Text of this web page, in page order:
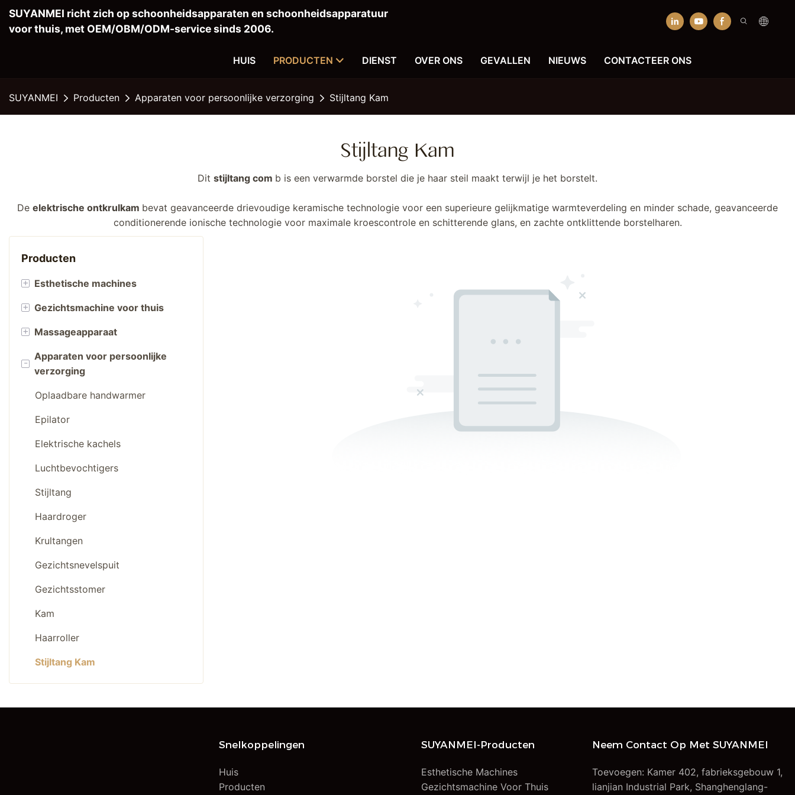
SUYANMEI richt zich op schoonheidsapparaten en schoonheidsapparatuur
voor thuis, met OEM/OBM/ODM-service sinds 2006.
HUIS PRODUCTEN DIENST OVER ONS GEVALLEN NIEUWS CONTACTEER ONS
SUYANMEI Producten Apparaten voor persoonlijke verzorging Stijltang Kam
Stijltang Kam
Dit stijltang com b is een verwarmde borstel die je haar steil maakt terwijl je het borstelt.
De elektrische ontkrulkam bevat geavanceerde drievoudige keramische technologie voor een superieure gelijkmatige warmteverdeling en minder schade, geavanceerde
conditionerende ionische technologie voor maximale kroescontrole en schitterende glans, en zachte ontklittende borstelharen.
Producten
+ Esthetische machines
Roodlichttherapie
Vacuümcavitatiesysteem
PDT-machine
EMS-beeldhouwmachine
Rf-schoonheidsmachine
Maskermaker
+ Gezichtsmachine voor thuis
IJsbollen
Huidwasser
Vacuüm mee-eter verwijderaar
Gezichtsreinigingsborstel
Saunadeken
+ Massageapparaat
Oogmassageapparaat
Hoofdmassageapparaat
Jade Roller
Gezichts-nekmassageapparaat
-
Apparaten voor persoonlijke
verzorging
Oplaadbare handwarmer
Epilator
Elektrische kachels
Luchtbevochtigers
Stijltang
Haardroger
Krultangen
Gezichtsnevelspuit
Gezichtsstomer
Kam
Haarroller
Stijltang Kam
Snelkoppelingen
Huis
Producten
SUYANMEI-Producten
Esthetische Machines
Gezichtsmachine Voor Thuis
Neem Contact Op Met SUYANMEI
Toevoegen: Kamer 402, fabrieksgebouw 1,
lianjian Industrial Park, Shanghenglang-